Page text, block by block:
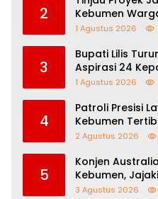
2
Kebumen
Perbaikan
1 Agustus 2026
3
Bupati Lilis
Aspirasi 24
Bersama Para
1 Agustus 2026
4
Patroli Presisi
Kebumen
2 Agustus 2026
5
Konjen
Kebumen,
hingga
3 Agustus 2026